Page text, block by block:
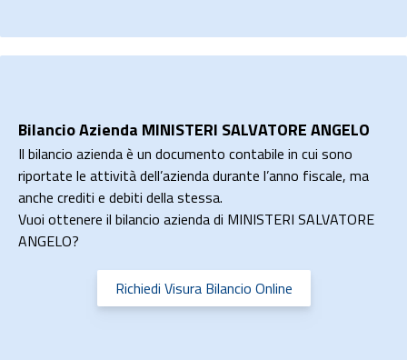
Bilancio Azienda MINISTERI SALVATORE ANGELO
Il bilancio azienda è un documento contabile in cui sono
riportate le attività dell’azienda durante l’anno fiscale, ma
anche crediti e debiti della stessa.
Vuoi ottenere il bilancio azienda di MINISTERI SALVATORE
ANGELO?
Richiedi Visura Bilancio Online